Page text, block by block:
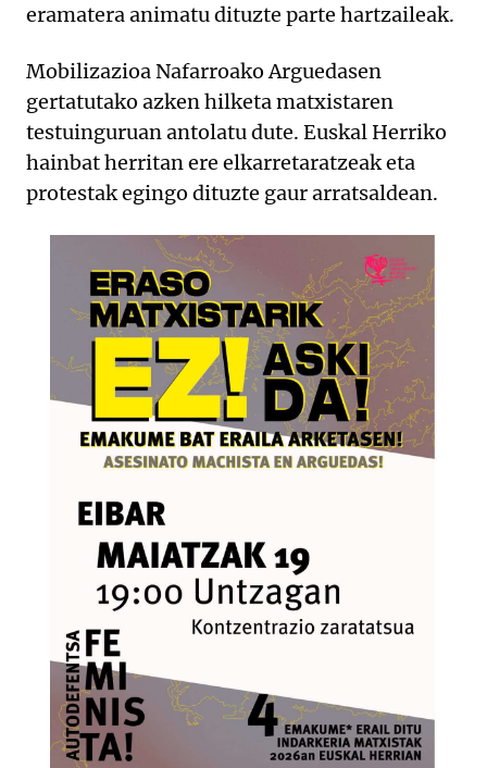
eramatera animatu dituzte parte hartzaileak.
Mobilizazioa Nafarroako Arguedasen
gertatutako azken hilketa matxistaren
testuinguruan antolatu dute. Euskal Herriko
hainbat herritan ere elkarretaratzeak eta
protestak egingo dituzte gaur arratsaldean.